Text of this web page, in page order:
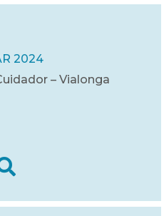
2024
– Vialonga